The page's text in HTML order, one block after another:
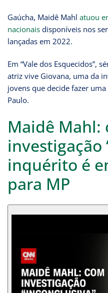
Gaúcha, Maidê Mahl atuou
nacionais disponíveis nos
lançadas em 2022.
Em “Vale dos Esquecidos”,
atriz vive Giovana, uma da
jovens que decide fazer
Paulo.
Maidê Mahl:
investigação
inquérito é
para MP